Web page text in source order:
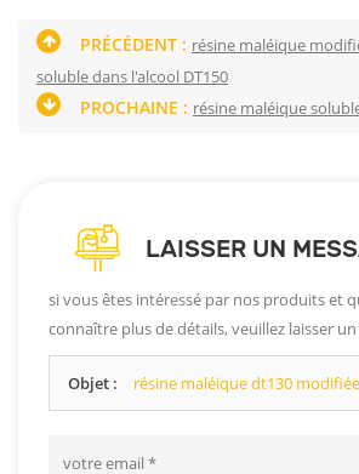
PRÉCÉDENT : résine maléique
soluble dans l'alcool DT150
PROCHAINE : résine maléique
LAISSER UN
si vous êtes intéressé par nos produits et
connaître plus de détails, veuillez laisser
vous répondrons dès que possible.
Objet :
résine maléique dt130